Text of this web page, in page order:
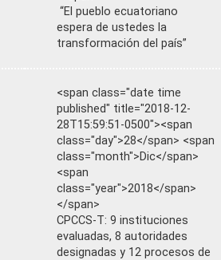
“El pueblo ecuatoriano
espera de ustedes la
transformación del país”
<span class="date time
published" title="2018-12-
28T15:59:51-0500"><span
class="day">28</span> <span
class="month">Dic</span>
<span
class="year">2018</span>
</span>
CPCCS-T: 9 instituciones
evaluadas, 8 autoridades
designadas y 12 procesos de